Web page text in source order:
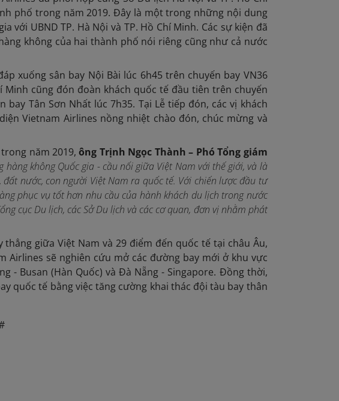
phố trong năm 2019. Đây là một trong những nội dung
UBND TP. Hà Nội và TP. Hồ Chí Minh. Các sự kiện đã
không của hai thành phố nói riêng cũng như cả nước
xuống sân bay Nội Bài lúc 6h45 trên chuyến bay VN36
cũng đón đoàn khách quốc tế đầu tiên trên chuyến
Tân Sơn Nhất lúc 7h35. Tại Lễ tiếp đón, các vị khách
Vietnam Airlines nồng nhiệt chào đón, chúc mừng và
năm 2019,ông Trịnh Ngọc Thành – Phó Tổng giám
hàng không Quốc gia - cầu nối giữa Việt Nam với thế giới, và là
nước, con người Việt Nam ra quốc tế. Với chiến lược đầu tư
phục vụ tốt hơn nhu cầu của hành khách du lịch trong nước
cục Du lịch, các Sở Du lịch và các cơ quan, đơn vị nhằm phát
giữa Việt Nam và 29 điểm đến quốc tế tại châu Âu,
Airlines sẽ nghiên cứu mở các đường bay mới ở khu vực
- Busan (Hàn Quốc) và Đà Nẵng - Singapore. Đồng thời,
quốc tế bằng việc tăng cường khai thác đội tàu bay thân